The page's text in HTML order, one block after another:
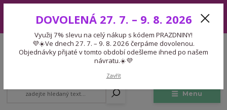
7. – 9. 8. 2026 čerpáme dovolenou. Objednávky přijaté v tomto období
odešleme ihned po našem návratu.☀️💜
Menu
CZK
Expedice 775 866 913
Po-Čt 9-15:30 Pá 9-14:30 Pauza 13-13:45
DOVOLENÁ 27. 7. – 9. 8. 2026
Využij 7% slevu na celý nákup s kódem PRAZDNINY!
💜☀️Ve dnech 27. 7. – 9. 8. 2026 čerpáme dovolenou.
Objednávky přijaté v tomto období odešleme ihned po našem
návratu.☀️💜
Zavřít